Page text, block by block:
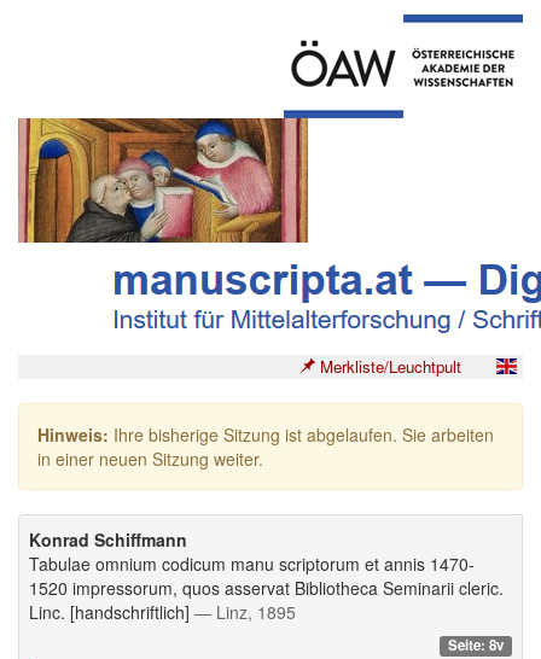
Merkliste/Leuchtpult
Hinweis: Ihre bisherige Sitzung ist abgelaufen. Sie arbeiten
in einer neuen Sitzung weiter.
Konrad Schiffmann
Tabulae omnium codicum manu scriptorum et annis 1470-
1520 impressorum, quos asservat Bibliotheca Seminarii cleric.
Linc. [handschriftlich] — Linz, 1895
Seite: 8v